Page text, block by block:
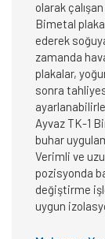
olarak
Bimetal
ederek
zamanda
plakalar,
sonra
Ayvaz TK-1
buhar
Verimli ve
pozisyonda
değiştirme
uygun